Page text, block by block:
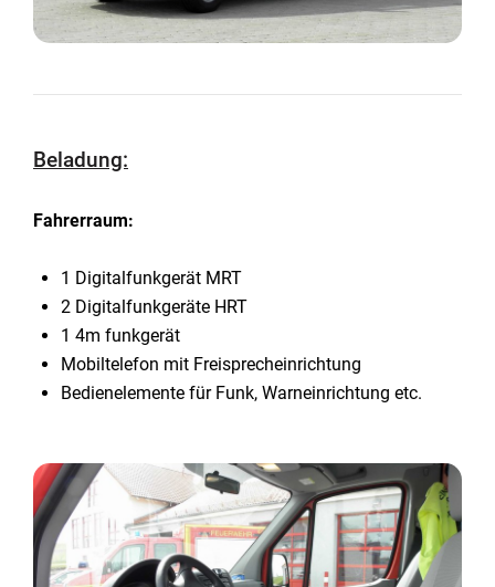
Beladung:
Fahrerraum:
1 Digitalfunkgerät MRT
2 Digitalfunkgeräte HRT
1 4m funkgerät
Mobiltelefon mit Freisprecheinrichtung
Bedienelemente für Funk, Warneinrichtung etc.